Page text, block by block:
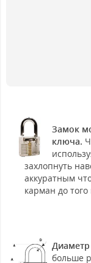
Замок
ключа.
захлопнуть
аккуратным
карман до того
Диаметр
больше